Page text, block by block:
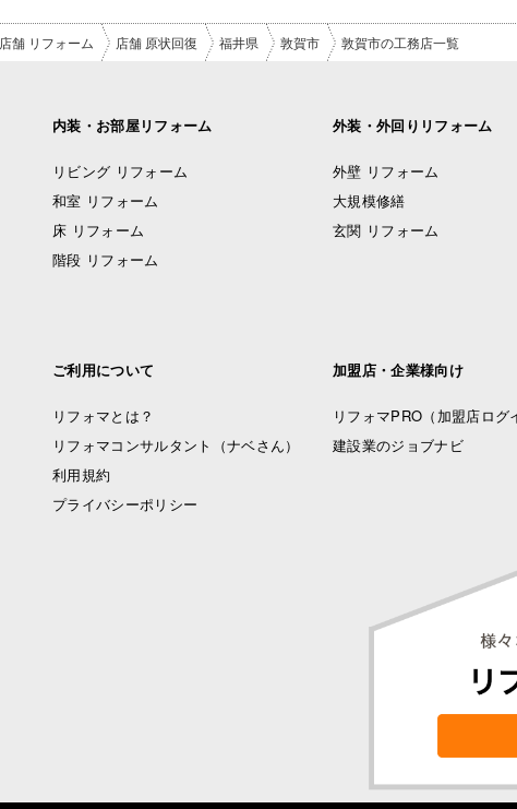
店舗 リフォーム 店舗 原状回復 福井県 敦賀市 敦賀市の工務店一覧
内装・お部屋リフォーム
リビング リフォーム
和室 リフォーム
床 リフォーム
階段 リフォーム
外装・外回りリフォーム
外壁 リフォーム
大規模修繕
玄関 リフォーム
ご利用について
リフォマとは？
リフォマコンサルタント（ナベさん）
利用規約
プライバシーポリシー
加盟店・企業様向け
リフォマPRO （加盟店ログ
建設業のジョブナビ